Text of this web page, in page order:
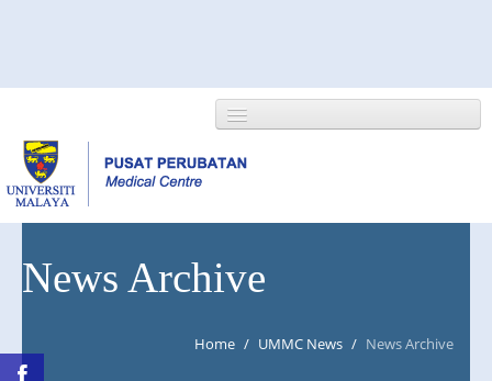
NEWS/EVENTS
News Archive
Home / UMMC News / News Archive